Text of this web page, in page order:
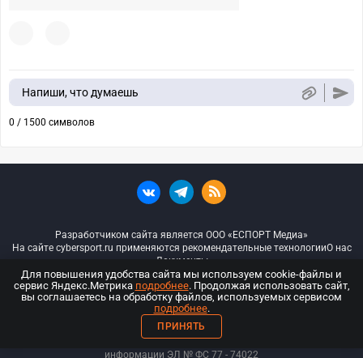
Напиши, что думаешь
0 / 1500 символов
Разработчиком сайта является ООО «ЕСПОРТ Медиа»
На сайте cybersport.ru применяются рекомендательные технологииО нас
Документы
© ООО «Киберспорт.ру» — Все права защищены
18+
ООО «Киберспорт.ру». Свидетельство о регистрации средств массовой
информации ЭЛ № ФС 77 - 74022
Для повышения удобства сайта мы используем cookie-файлы и
сервис Яндекс.Метрика подробнее. Продолжая использовать сайт,
вы соглашаетесь на обработку файлов, используемых сервисом
подробнее.
ПРИНЯТЬ